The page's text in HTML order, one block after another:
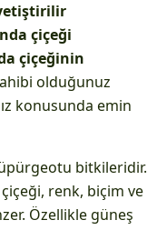
çiçeği
çiçeğinin
olduğunuz
konusunda emin
bitkileridir.
renk, biçim ve
Özellikle güneş